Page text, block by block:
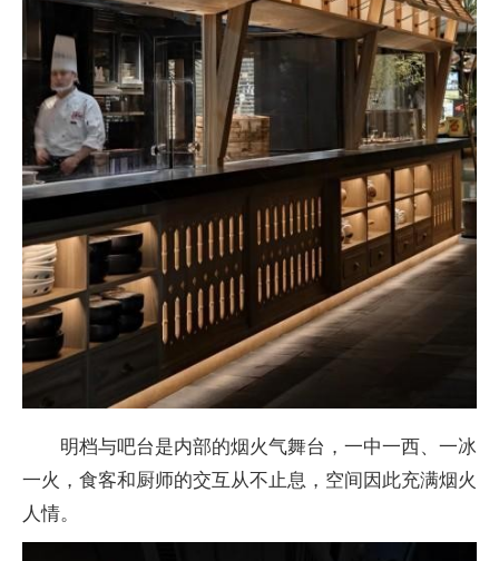
明档与吧台是内部的烟火气舞台，一中一西、一冰
一火，食客和厨师的交互从不止息，空间因此充满烟火
人情。